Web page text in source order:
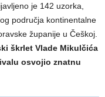
je 142 uzorka,
područja kontinentalne
županije u Češkoj.
škrlet Vlade Mikulčića
osvojio znatnu